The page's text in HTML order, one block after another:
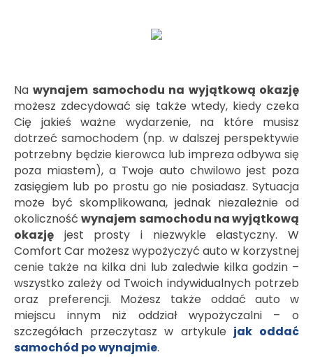
Nawynajem samochodu na wyjątkową okazję
możesz zdecydować się także wtedy, kiedy czeka
Cię jakieś ważne wydarzenie, na które musisz
dotrzeć samochodem (np. w dalszej perspektywie
potrzebny będzie kierowca lub impreza odbywa się
poza miastem), a Twoje auto chwilowo jest poza
zasięgiem lub po prostu go nie posiadasz. Sytuacja
może być skomplikowana, jednak niezależnie od
okolicznośćwynajem samochodu na wyjątkową
okazję jest prosty i niezwykle elastyczny. W
Comfort Car możesz wypożyczyć auto w korzystnej
cenie także na kilka dni lub zaledwie kilka godzin –
wszystko zależy od Twoich indywidualnych potrzeb
oraz preferencji. Możesz także oddać auto w
miejscu innym niż oddział wypożyczalni – o
szczegółach przeczytasz w artykule jak oddać
samochód po wynajmie.